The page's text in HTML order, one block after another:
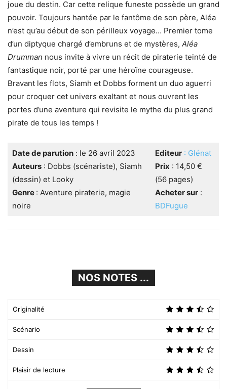
joue du destin. Car cette relique funeste possède un grand
pouvoir. Toujours hantée par le fantôme de son père, Aléa
n’est qu’au début de son périlleux voyage… Premier tome
d’un diptyque chargé d’embruns et de mystères, Aléa
Drumman nous invite à vivre un récit de piraterie teinté de
fantastique noir, porté par une héroïne courageuse.
Bravant les flots, Siamh et Dobbs forment un duo aguerri
pour croquer cet univers exaltant et nous ouvrent les
portes d’une aventure qui revisite le mythe du plus grand
pirate de tous les temps !
Date de parution: le 26 avril 2023
Auteurs: Dobbs (scénariste), Siamh
(dessin) et Looky
Genre : Aventure piraterie, magie
noire
Editeur : Glénat
Prix : 14,50 €
(56 pages)
Acheter sur:
BDFugue
NOS NOTES ...
Originalité
Scénario
Dessin
Plaisir de lecture